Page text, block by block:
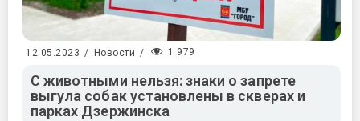
12.05.2023 / Новости / 1 979
С животными нельзя: знаки о запрете
выгула собак установлены в скверах и
парках Дзержинска